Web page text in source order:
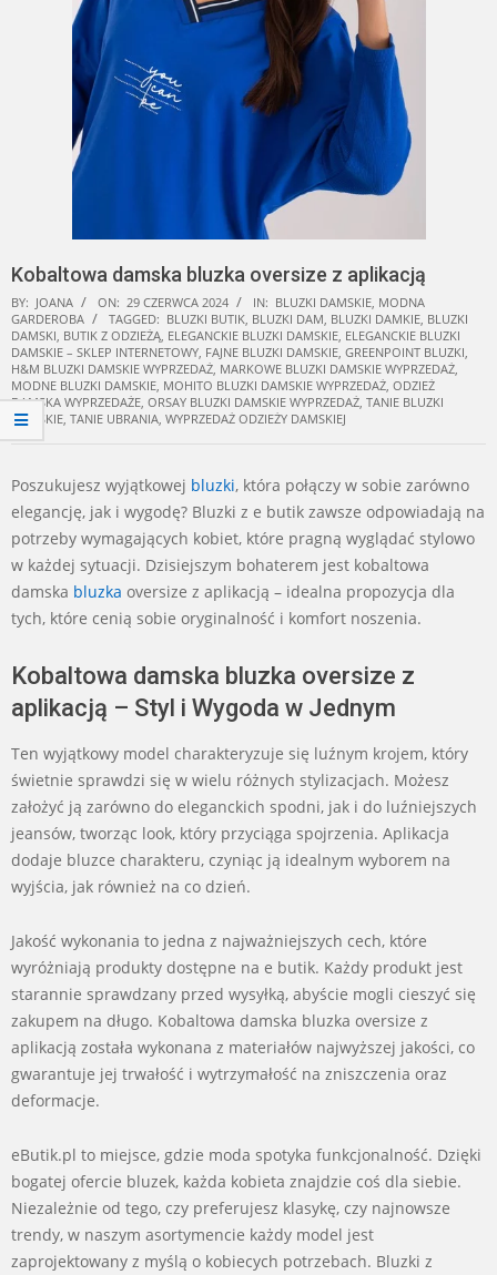
Kobaltowa damska bluzka oversize z aplikacją
BY: JOANA ON: 29 CZERWCA 2024 IN: BLUZKI DAMSKIE MODNA
GARDEROBA
TAGGED: BLUZKI BUTIK BLUZKI DAM BLUZKI DAMKIE BLUZKI
DAMSKI BUTIK Z ODZIEŻĄ ELEGANCKIE BLUZKI DAMSKIE ELEGANCKIE BLUZKI
DAMSKIE – SKLEP INTERNETOWY FAJNE BLUZKI DAMSKIE GREENPOINT BLUZKI
H&M BLUZKI DAMSKIE WYPRZEDAŻ MARKOWE BLUZKI DAMSKIE WYPRZEDAŻ
MODNE BLUZKI DAMSKIE MOHITO BLUZKI DAMSKIE WYPRZEDAŻ ODZIEŻ
DAMSKA WYPRZEDAŻE ORSAY BLUZKI DAMSKIE WYPRZEDAŻ TANIE BLUZKI
DAMSKIE TANIE UBRANIA WYPRZEDAŻ ODZIEŻY DAMSKIEJ
Poszukujesz wyjątkowej bluzki, która połączy w sobie zarówno
elegancję, jak i wygodę? Bluzki z e butik zawsze odpowiadają na
potrzeby wymagających kobiet, które pragną wyglądać stylowo
w każdej sytuacji. Dzisiejszym bohaterem jest kobaltowa
damska bluzka oversize z aplikacją – idealna propozycja dla
tych, które cenią sobie oryginalność i komfort noszenia.
Kobaltowa damska bluzka oversize z
aplikacją – Styl i Wygoda w Jednym
Ten wyjątkowy model charakteryzuje się luźnym krojem, który
świetnie sprawdzi się w wielu różnych stylizacjach. Możesz
założyć ją zarówno do eleganckich spodni, jak i do luźniejszych
jeansów, tworząc look, który przyciąga spojrzenia. Aplikacja
dodaje bluzce charakteru, czyniąc ją idealnym wyborem na
wyjścia, jak również na co dzień.
Jakość wykonania to jedna z najważniejszych cech, które
wyróżniają produkty dostępne na e butik. Każdy produkt jest
starannie sprawdzany przed wysyłką, abyście mogli cieszyć się
zakupem na długo. Kobaltowa damska bluzka oversize z
aplikacją została wykonana z materiałów najwyższej jakości, co
gwarantuje jej trwałość i wytrzymałość na zniszczenia oraz
deformacje.
eButik.pl to miejsce, gdzie moda spotyka funkcjonalność. Dzięki
bogatej ofercie bluzek, każda kobieta znajdzie coś dla siebie.
Niezależnie od tego, czy preferujesz klasykę, czy najnowsze
trendy, w naszym asortymencie każdy model jest
zaprojektowany z myślą o kobiecych potrzebach. Bluzki z